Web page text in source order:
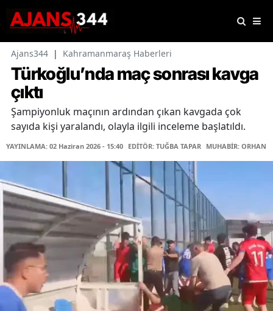
Ajans344 | Kahramanmaraş Haberleri
Türkoğlu’nda maç sonrası kavga
çıktı
Şampiyonluk maçının ardından çıkan kavgada çok
sayıda kişi yaralandı, olayla ilgili inceleme başlatıldı.
YAYINLAMA: 02 Haziran 2026 - 15:40 EDİTÖR: TUĞBA TAPAR MUHABİR: ORHAN